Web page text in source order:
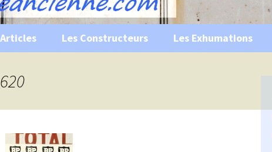
Les Constructeurs Les Exhumations